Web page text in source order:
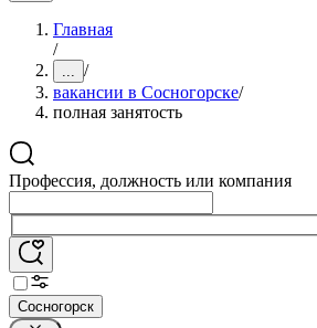
Главная
/
... /
вакансии в Сосногорске/
полная занятость
Профессия, должность или компания
Сосногорск